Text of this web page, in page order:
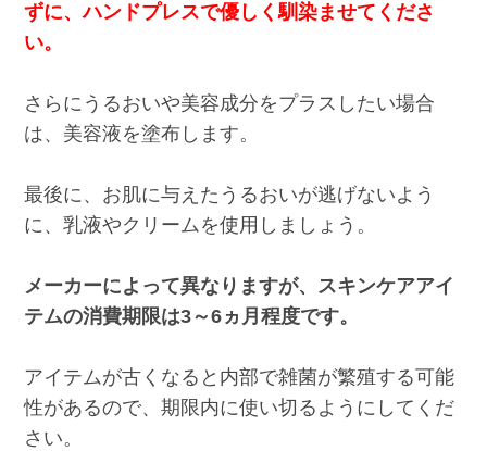
ずに、ハンドプレスで優しく馴染ませてくださ
い。
さらにうるおいや美容成分をプラスしたい場合
は、美容液を塗布します。
最後に、お肌に与えたうるおいが逃げないよう
に、乳液やクリームを使用しましょう。
メーカーによって異なりますが、スキンケアアイ
テムの消費期限は3～6ヵ月程度です。
アイテムが古くなると内部で雑菌が繁殖する可能
性があるので、期限内に使い切るようにしてくだ
さい。